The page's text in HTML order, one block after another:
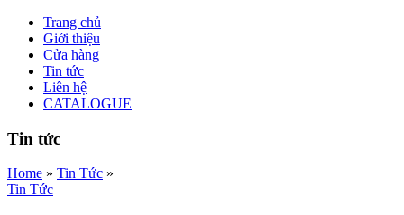
Trang chủ
Giới thiệu
Cửa hàng
Tin tức
Liên hệ
CATALOGUE
Tin tức
Home » Tin Tức »
Tin Tức